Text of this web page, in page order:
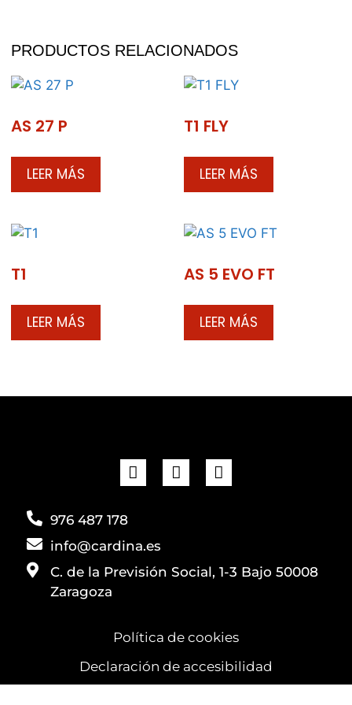
PRODUCTOS RELACIONADOS
AS 27 P
LEER MÁS
T1 FLY
LEER MÁS
T1
LEER MÁS
AS 5 EVO FT
LEER MÁS
976 487 178
info@cardina.es
C. de la Previsión Social, 1-3 Bajo 50008
Zaragoza
Política de cookies
Declaración de accesibilidad